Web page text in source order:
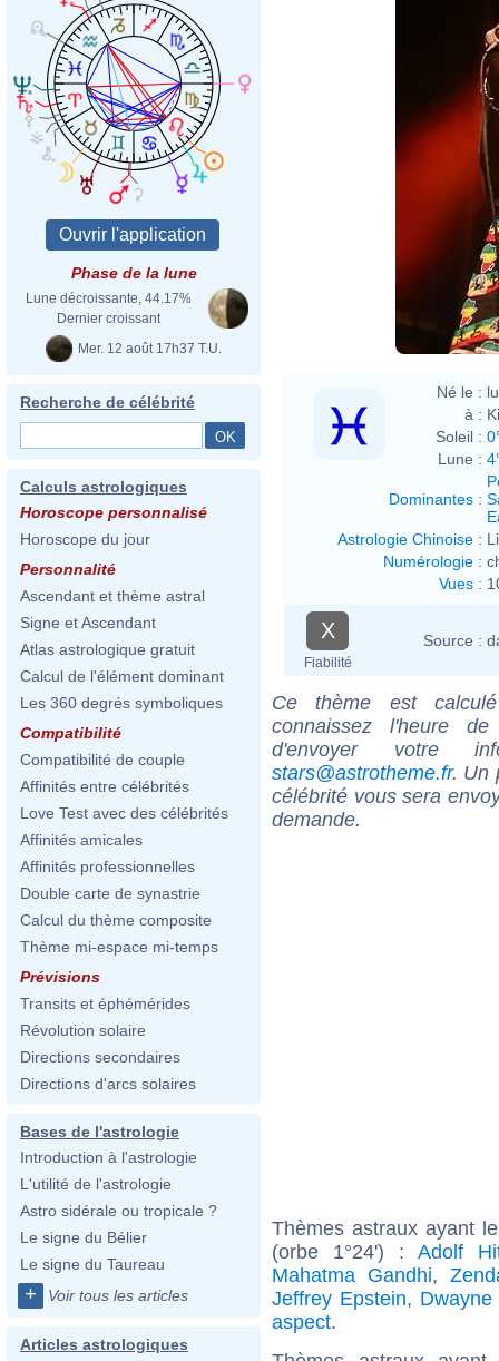
Phase de la lune
Lune décroissante, 44.17%
Dernier croissant
Mer. 12 août 17h37 T.U.
Recherche de célébrité
Calculs astrologiques
Horoscope personnalisé
Horoscope du jour
Personnalité
Ascendant et thème astral
Signe et Ascendant
Atlas astrologique gratuit
Calcul de l'élément dominant
Les 360 degrés symboliques
Compatibilité
Compatibilité de couple
Affinités entre célébrités
Love Test avec des célébrités
Affinités amicales
Affinités professionnelles
Double carte de synastrie
Calcul du thème composite
Thème mi-espace mi-temps
Prévisions
Transits et éphémérides
Révolution solaire
Directions secondaires
Directions d'arcs solaires
Bases de l'astrologie
Introduction à l'astrologie
L'utilité de l'astrologie
Astro sidérale ou tropicale ?
Le signe du Bélier
Le signe du Taureau
+ Voir tous les articles
Articles astrologiques
Né le :
à :
Soleil :
Lune :
Dominantes :
Astrologie Chinoise :
Numérologie :
Vues :
X
Fiabilité
Source :
Ce thème est
connaissez l'heure
d'envoyer votre
stars@astrotheme.fr. Un
célébrité vous sera
demande.
Thèmes astraux ayant
(orbe 1°24') : Adolf
Mahatma Gandhi,
Jeffrey Epstein,
aspect.